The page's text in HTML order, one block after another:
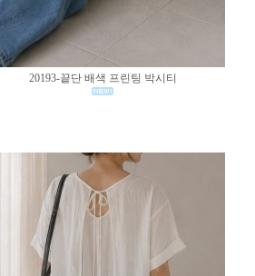
20193-끝단 배색 프린팅 박시티